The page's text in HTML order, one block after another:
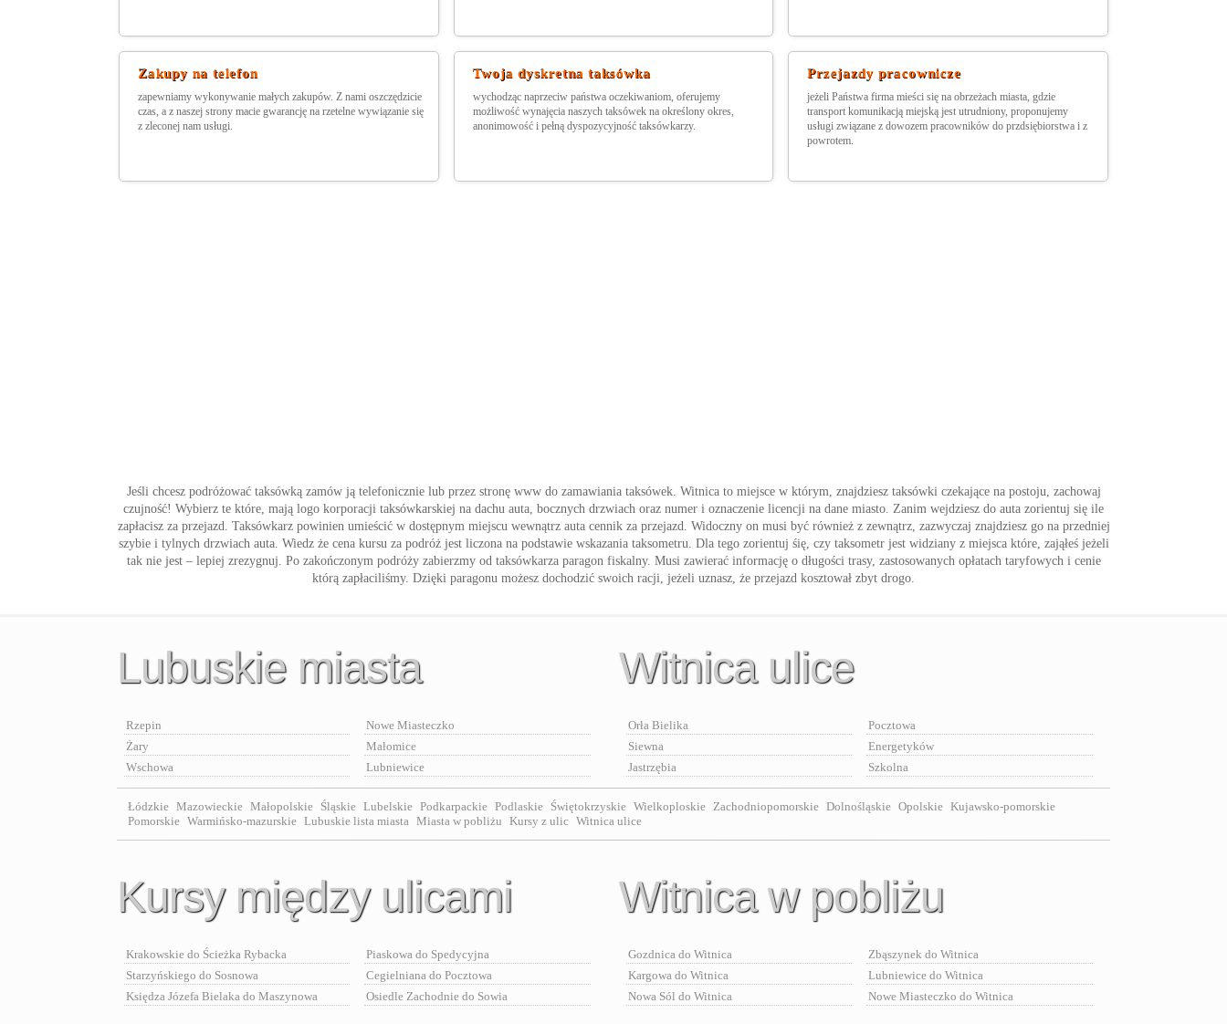
Zakupy na telefon
zapewniamy wykonywanie małych zakupów. Z nami oszczędzicie
czas, a z naszej strony macie gwarancję na rzetelne wywiązanie się
z zleconej nam usługi.
Twoja dyskretna taksówka
wychodząc naprzeciw państwa oczekiwaniom, oferujemy
możliwość wynajęcia naszych taksówek na określony okres,
anonimowość i pełną dyspozycyjność taksówkarzy.
Przejazdy pracownicze
jeżeli Państwa firma mieści się na obrzeżach miasta, gdzie
transport komunikacją miejską jest utrudniony, proponujemy
usługi związane z dowozem pracowników do przdsiębiorstwa i z
powrotem.
Jeśli chcesz podróżować taksówką zamów ją telefonicznie lub przez stronę www do zamawiania taksówek. Witnica to miejsce w którym, znajdziesz taksówki czekające na postoju, zachowaj
czujność! Wybierz te które, mają logo korporacji taksówkarskiej na dachu auta, bocznych drzwiach oraz numer i oznaczenie licencji na dane miasto. Zanim wejdziesz do auta zorientuj się ile
zapłacisz za przejazd. Taksówkarz powinien umieścić w dostępnym miejscu wewnątrz auta cennik za przejazd. Widoczny on musi być również z zewnątrz, zazwyczaj znajdziesz go na przedniej
szybie i tylnych drzwiach auta. Wiedz że cena kursu za podróż jest liczona na podstawie wskazania taksometru. Dla tego zorientuj śię, czy taksometr jest widziany z miejsca które, zająłeś jeżeli
tak nie jest – lepiej zrezygnuj. Po zakończonym podróży zabierzmy od taksówkarza paragon fiskalny. Musi zawierać informację o długości trasy, zastosowanych opłatach taryfowych i cenie
którą zapłaciliśmy. Dzięki paragonu możesz dochodzić swoich racji, jeżeli uznasz, że przejazd kosztował zbyt drogo.
Lubuskie miasta
Rzepin
Nowe Miasteczko
Żary
Małomice
Wschowa
Lubniewice
Witnica ulice
Orła Bielika
Pocztowa
Siewna
Energetyków
Jastrzębia
Szkolna
Łódzkie Mazowieckie Małopolskie Śląskie Lubelskie Podkarpackie Podlaskie Świętokrzyskie Wielkoploskie Zachodniopomorskie Dolnośląskie Opolskie Kujawsko-pomorskie
Pomorskie Warmińsko-mazurskie Lubuskie lista miasta Miasta w pobliżu Kursy z ulic Witnica ulice
Kursy między ulicami
Krakowskie do Ścieżka Rybacka
Piaskowa do Spedycyjna
Starzyńskiego do Sosnowa
Cegielniana do Pocztowa
Księdza Józefa Bielaka do Maszynowa
Osiedle Zachodnie do Sowia
Witnica w pobliżu
Gozdnica do Witnica
Zbąszynek do Witnica
Kargowa do Witnica
Lubniewice do Witnica
Nowa Sól do Witnica
Nowe Miasteczko do Witnica